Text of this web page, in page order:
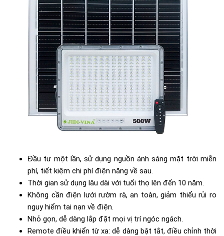
Đầu tư một lần, sử dụng nguồn ánh sáng mặt trời miễn
phí, tiết kiệm chi phí điện năng về sau.
Thời gian sử dụng lâu dài với tuổi thọ lên đến 10 năm.
Không cần điện lưới rườm rà, an toàn, giảm thiểu rủi ro
nguy hiểm tai nạn về điện.
Nhỏ gọn, dễ dàng lắp đặt mọi vị trí ngóc ngách.
Remote điều khiển từ xa: dễ dàng bật tắt, điều chỉnh thời